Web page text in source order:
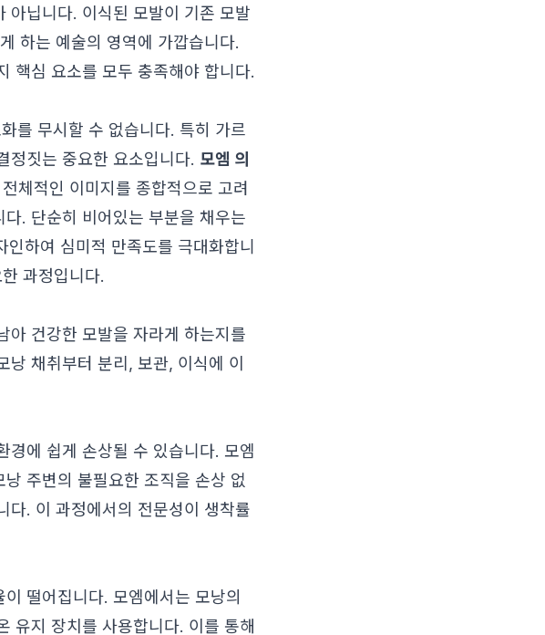
아닙니다. 이식된 모발이 기존 모발
하는 예술의 영역에 가깝습니다.
핵심 요소를 모두 충족해야 합니다.
를 무시할 수 없습니다. 특히 가르
정짓는 중요한 요소입니다. 모엠 의
체적인 이미지를 종합적으로 고려
. 단순히 비어있는 부분을 채우는
하여 심미적 만족도를 극대화합니
과정입니다.
아 건강한 모발을 자라게 하는지를
낭 채취부터 분리, 보관, 이식에 이
경에 쉽게 손상될 수 있습니다. 모엠
주변의 불필요한 조직을 손상 없
다. 이 과정에서의 전문성이 생착률
떨어집니다. 모엠에서는 모낭의
유지 장치를 사용합니다. 이를 통해